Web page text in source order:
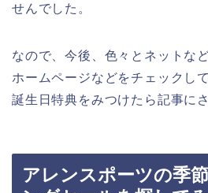
せんでした。
なので、今後、色々とネットな
ホームページなどをチェックし
誕生日特典をみつけたら記事に
アレンスポーツの季